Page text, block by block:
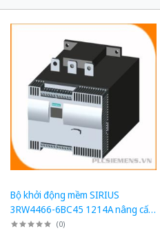
Bộ khởi động mềm SIRIUS
3RW4466-6BC45 1214A nâng cấp
3RW5558-6HA16
(0)